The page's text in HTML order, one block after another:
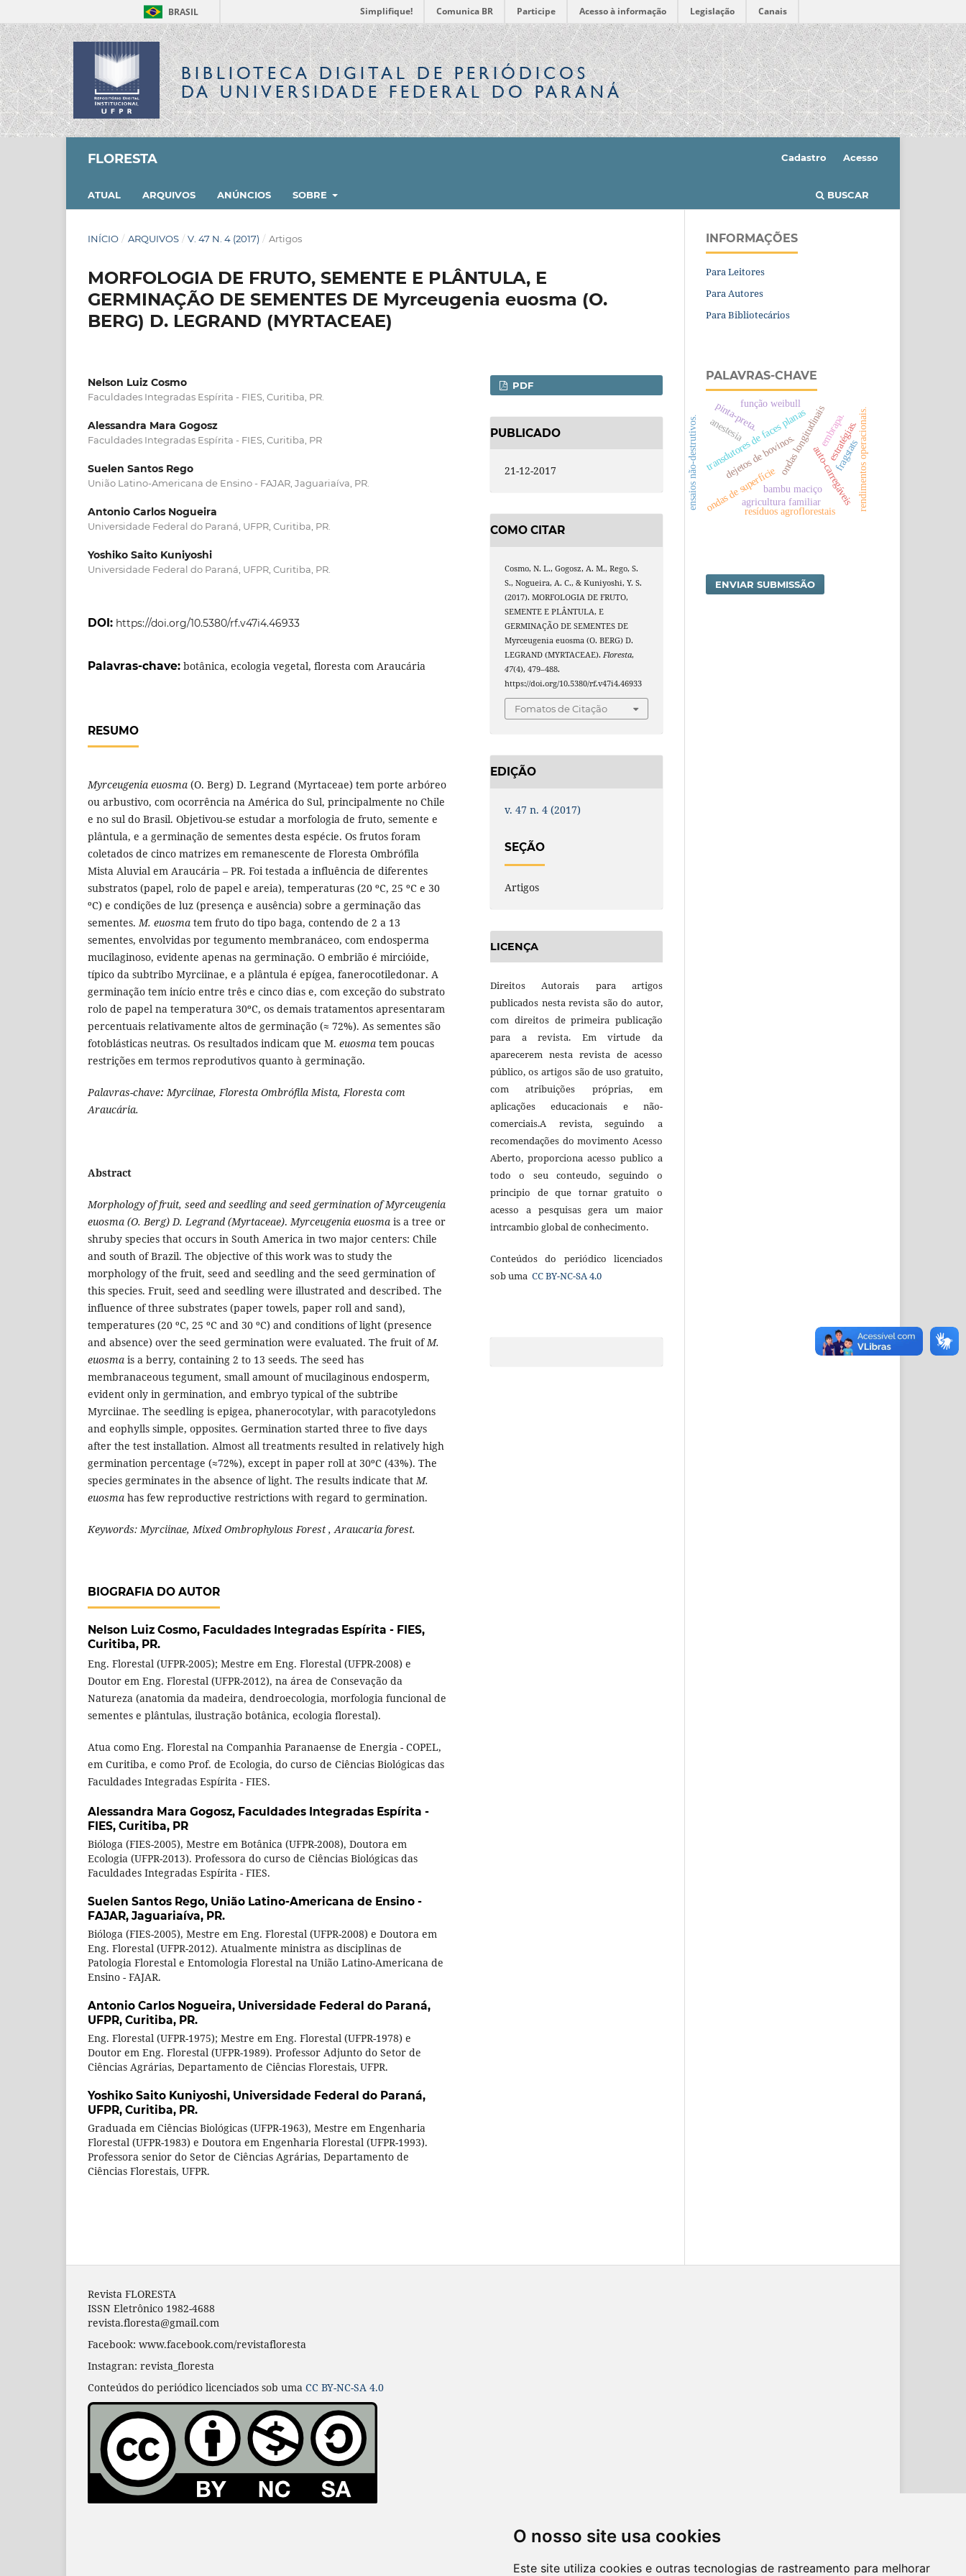
O nosso site usa cookies
Este site utiliza cookies e outras tecnologias de rastreamento para melhorar
BRASIL Simplifique! Comunica BR Participe Acesso à informação Legislação Canais
BIBLIOTECA DIGITALDE PERIÓDICOS
DA UNIVERSIDADE FEDERAL DO PARANÁ
FLORESTA
ATUAL ARQUIVOS ANÚNCIOS SOBRE BUSCAR
Cadastro Acesso
INÍCIO / ARQUIVOS / V. 47 N. 4 (2017) / Artigos
MORFOLOGIA DE FRUTO, SEMENTE E PLÂNTULA, E
GERMINAÇÃO DE SEMENTES DE Myrceugenia euosma (O.
BERG) D. LEGRAND (MYRTACEAE)
Nelson Luiz Cosmo
Faculdades Integradas Espírita - FIES, Curitiba, PR.
Alessandra Mara Gogosz
Faculdades Integradas Espírita - FIES, Curitiba, PR
Suelen Santos Rego
União Latino-Americana de Ensino - FAJAR, Jaguariaíva, PR.
Antonio Carlos Nogueira
Universidade Federal do Paraná, UFPR, Curitiba, PR.
Yoshiko Saito Kuniyoshi
Universidade Federal do Paraná, UFPR, Curitiba, PR.
DOI: https://doi.org/10.5380/rf.v47i4.46933
Palavras-chave: botânica, ecologia vegetal, floresta com Araucária
RESUMO
Myrceugenia euosma (O. Berg) D. Legrand (Myrtaceae) tem porte arbóreo
ou arbustivo, com ocorrência na América do Sul, principalmente no Chile
e no sul do Brasil. Objetivou-se estudar a morfologia de fruto, semente e
plântula, e a germinação de sementes desta espécie. Os frutos foram
coletados de cinco matrizes em remanescente de Floresta Ombrófila
Mista Aluvial em Araucária – PR. Foi testada a influência de diferentes
substratos (papel, rolo de papel e areia), temperaturas (20 ºC, 25 ºC e 30
ºC) e condições de luz (presença e ausência) sobre a germinação das
sementes.M. euosma tem fruto do tipo baga, contendo de 2 a 13
sementes, envolvidas por tegumento membranáceo, com endosperma
mucilaginoso, evidente apenas na germinação. O embrião é mircióide,
típico da subtribo Myrciinae, e a plântula é epígea, fanerocotiledonar. A
germinação tem início entre três e cinco dias e, com exceção do substrato
rolo de papel na temperatura 30ºC, os demais tratamentos apresentaram
percentuais relativamente altos de germinação (≈ 72%). As sementes são
fotoblásticas neutras. Os resultados indicam que M. euosma tem poucas
restrições em termos reprodutivos quanto à germinação.
Palavras-chave: Myrciinae, Floresta Ombrófila Mista, Floresta com
Araucária.
Abstract
Morphology of fruit, seed and seedling and seed germination of Myrceugenia
euosma (O. Berg) D. Legrand (Myrtaceae).Myrceugenia euosma is a tree or
shruby species that occurs in South America in two major centers: Chile
and south of Brazil. The objective of this work was to study the
morphology of the fruit, seed and seedling and the seed germination of
this species. Fruit, seed and seedling were illustrated and described. The
influence of three substrates (paper towels, paper roll and sand),
temperatures (20 ºC, 25 ºC and 30 ºC) and conditions of light (presence
and absence) over the seed germination were evaluated. The fruit ofM.
euosma is a berry, containing 2 to 13 seeds. The seed has
membranaceous tegument, small amount of mucilaginous endosperm,
evident only in germination, and embryo typical of the subtribe
Myrciinae. The seedling is epigea, phanerocotylar, with paracotyledons
and eophylls simple, opposites. Germination started three to five days
after the test installation. Almost all treatments resulted in relatively high
germination percentage (≈72%), except in paper roll at 30ºC (43%). The
species germinates in the absence of light. The results indicate thatM.
euosma has few reproductive restrictions with regard to germination.
Keywords: Myrciinae, Mixed Ombrophylous Forest , Araucaria forest.
BIOGRAFIA DO AUTOR
Nelson Luiz Cosmo, Faculdades Integradas Espírita - FIES,
Curitiba, PR.
Eng. Florestal (UFPR-2005); Mestre em Eng. Florestal (UFPR-2008) e
Doutor em Eng. Florestal (UFPR-2012), na área de Consevação da
Natureza (anatomia da madeira, dendroecologia, morfologia funcional de
sementes e plântulas, ilustração botânica, ecologia florestal).
Atua como Eng. Florestal na Companhia Paranaense de Energia - COPEL,
em Curitiba, e como Prof. de Ecologia, do curso de Ciências Biológicas das
Faculdades Integradas Espírita - FIES.
Alessandra Mara Gogosz, Faculdades Integradas Espírita -
FIES, Curitiba, PR
Bióloga (FIES-2005), Mestre em Botânica (UFPR-2008), Doutora em
Ecologia (UFPR-2013). Professora do curso de Ciências Biológicas das
Faculdades Integradas Espírita - FIES.
Suelen Santos Rego, União Latino-Americana de Ensino -
FAJAR, Jaguariaíva, PR.
Bióloga (FIES-2005), Mestre em Eng. Florestal (UFPR-2008) e Doutora em
Eng. Florestal (UFPR-2012). Atualmente ministra as disciplinas de
Patologia Florestal e Entomologia Florestal na União Latino-Americana de
Ensino - FAJAR.
Antonio Carlos Nogueira, Universidade Federal do Paraná,
UFPR, Curitiba, PR.
Eng. Florestal (UFPR-1975); Mestre em Eng. Florestal (UFPR-1978) e
Doutor em Eng. Florestal (UFPR-1989). Professor Adjunto do Setor de
Ciências Agrárias, Departamento de Ciências Florestais, UFPR.
Yoshiko Saito Kuniyoshi, Universidade Federal do Paraná,
UFPR, Curitiba, PR.
Graduada em Ciências Biológicas (UFPR-1963), Mestre em Engenharia
Florestal (UFPR-1983) e Doutora em Engenharia Florestal (UFPR-1993).
Professora senior do Setor de Ciências Agrárias, Departamento de
Ciências Florestais, UFPR.
PDF
PUBLICADO
21-12-2017
COMO CITAR
Cosmo, N. L., Gogosz, A. M., Rego, S.
S., Nogueira, A. C., & Kuniyoshi, Y. S.
(2017). MORFOLOGIA DE FRUTO,
SEMENTE E PLÂNTULA, E
GERMINAÇÃO DE SEMENTES DE
Myrceugenia euosma (O. BERG) D.
LEGRAND (MYRTACEAE). Floresta,
47(4), 479–488.
https://doi.org/10.5380/rf.v47i4.46933
Fomatos de Citação
EDIÇÃO
v. 47 n. 4 (2017)
SEÇÃO
Artigos
LICENÇA
Direitos Autorais para artigos
publicados nesta revista são do autor,
com direitos de primeira publicação
para a revista. Em virtude da
aparecerem nesta revista de acesso
público, os artigos são de uso gratuito,
com atribuições próprias, em
aplicações educacionais e não-
comerciais.A revista, seguindo a
recomendações do movimento Acesso
Aberto, proporciona acesso publico a
todo o seu conteudo, seguindo o
principio de que tornar gratuito o
acesso a pesquisas gera um maior
intrcambio global de conhecimento.
Conteúdos do periódico licenciados
sob uma CC BY-NC-SA 4.0
INFORMAÇÕES
Para Leitores
Para Autores
Para Bibliotecários
PALAVRAS-CHAVE
bambu maciçoauto-carregáveisrendimentos operacionais.
ondas longitudinais
ondas de superfície
transdutores de faces planas
ensaios não-destrutivos. fragstats
anestesia
pinta-preta.
dejetos de bovinos.
agricultura familiar
embrapa.
resíduos agroflorestais
estratégias.
função weibull
ENVIAR SUBMISSÃO
Revista FLORESTA
ISSN Eletrônico 1982-4688
revista.floresta@gmail.com
Facebook: www.facebook.com/revistafloresta
Instagran: revista_floresta
Conteúdos do periódico licenciados sob uma CC BY-NC-SA 4.0